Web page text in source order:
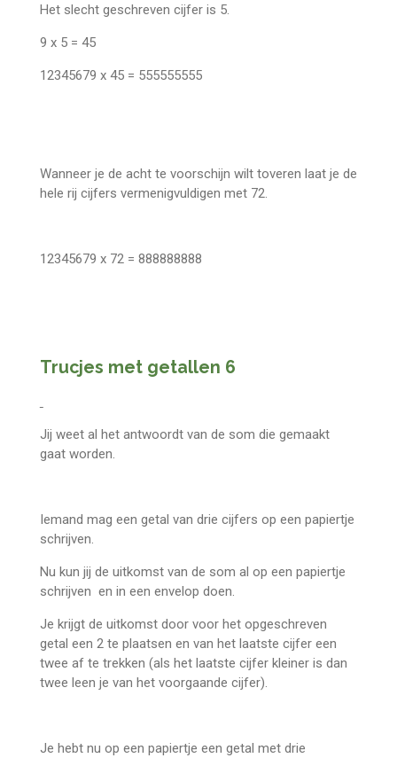
Het slecht geschreven cijfer is 5.
9 x 5 = 45
12345679 x 45 = 555555555
Wanneer je de acht te voorschijn wilt toveren laat je de
hele rij cijfers vermenigvuldigen met 72.
12345679 x 72 = 888888888
Trucjes met getallen 6
Jij weet al het antwoordt van de som die gemaakt
gaat worden.
Iemand mag een getal van drie cijfers op een papiertje
schrijven.
Nu kun jij de uitkomst van de som al op een papiertje
schrijven en in een envelop doen.
Je krijgt de uitkomst door voor het opgeschreven
getal een 2 te plaatsen en van het laatste cijfer een
twee af te trekken (als het laatste cijfer kleiner is dan
twee leen je van het voorgaande cijfer).
Je hebt nu op een papiertje een getal met drie